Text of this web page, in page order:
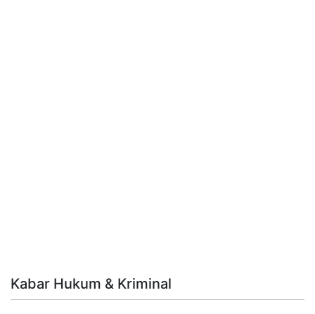
Kabar Hukum & Kriminal